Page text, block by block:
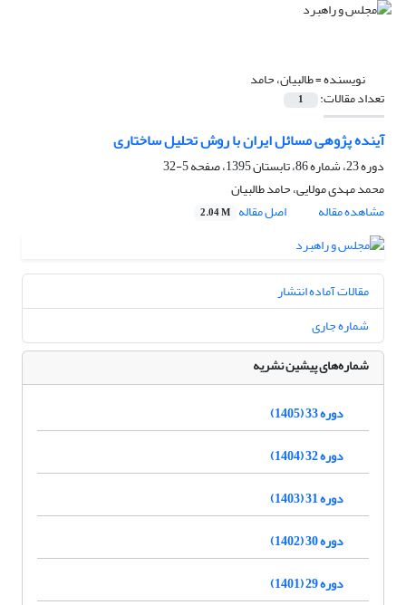
نویسنده =طالبیان، حامد
تعداد مقالات: 1
آینده‌ پژوهی مسائل ایران با روش تحلیل ساختاری
دوره 23، شماره 86، تابستان 1395، صفحه
5-32
محمد مهدی مولایی، حامد طالبیان
مشاهده مقاله
اصل مقاله 2.04 M
مقالات آماده انتشار
شماره جاری
شماره‌های پیشین نشریه
دوره 33 (1405)
دوره 32 (1404)
دوره 31 (1403)
دوره 30 (1402)
دوره 29 (1401)